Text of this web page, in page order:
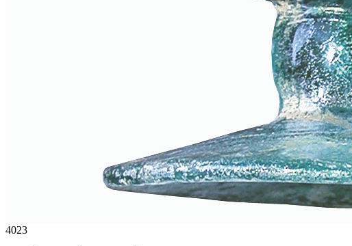
4023